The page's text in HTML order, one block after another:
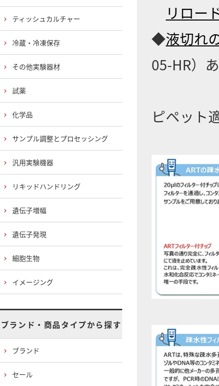
リロー
◆液切れ
05-HR）
ピペット
ティッシュカルチャー
冷蔵・冷凍保存
その他実験器材
試薬
化学品
サンプル調整とプロセッシング
汎用実験機器
リキッドハンドリング
遺伝子増幅
遺伝子発現
細胞生物
イメージング
ブランド・商品タイプから探す
ブランド
セール